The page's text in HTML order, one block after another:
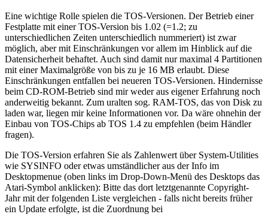
Eine wichtige Rolle spielen die TOS-Versionen. Der Betrieb einer
Festplatte mit einer TOS-Version bis 1.02 (=1.2; zu
unterschiedlichen Zeiten unterschiedlich nummeriert) ist zwar
möglich, aber mit Einschränkungen vor allem im Hinblick auf die
Datensicherheit behaftet. Auch sind damit nur maximal 4 Partitionen
mit einer Maximalgröße von bis zu je 16 MB erlaubt. Diese
Einschränkungen entfallen bei neueren TOS-Versionen. Hindernisse
beim CD-ROM-Betrieb sind mir weder aus eigener Erfahrung noch
anderweitig bekannt. Zum uralten sog. RAM-TOS, das von Disk zu
laden war, liegen mir keine Informationen vor. Da wäre ohnehin der
Einbau von TOS-Chips ab TOS 1.4 zu empfehlen (beim Händler
fragen).
Die TOS-Version erfahren Sie als Zahlenwert über System-Utilities
wie SYSINFO oder etwas umständlicher aus der Info im
Desktopmenue (oben links im Drop-Down-Menü des Desktops das
Atari-Symbol anklicken): Bitte das dort letztgenannte Copyright-
Jahr mit der folgenden Liste vergleichen - falls nicht bereits früher
ein Update erfolgte, ist die Zuordnung bei